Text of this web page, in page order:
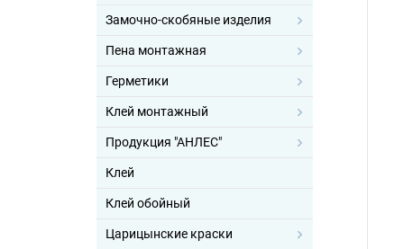
Замочно-скобяные изделия
Пена монтажная
Герметики
Клей монтажный
Продукция "АНЛЕС"
Клей
Клей обойный
Царицынские краски